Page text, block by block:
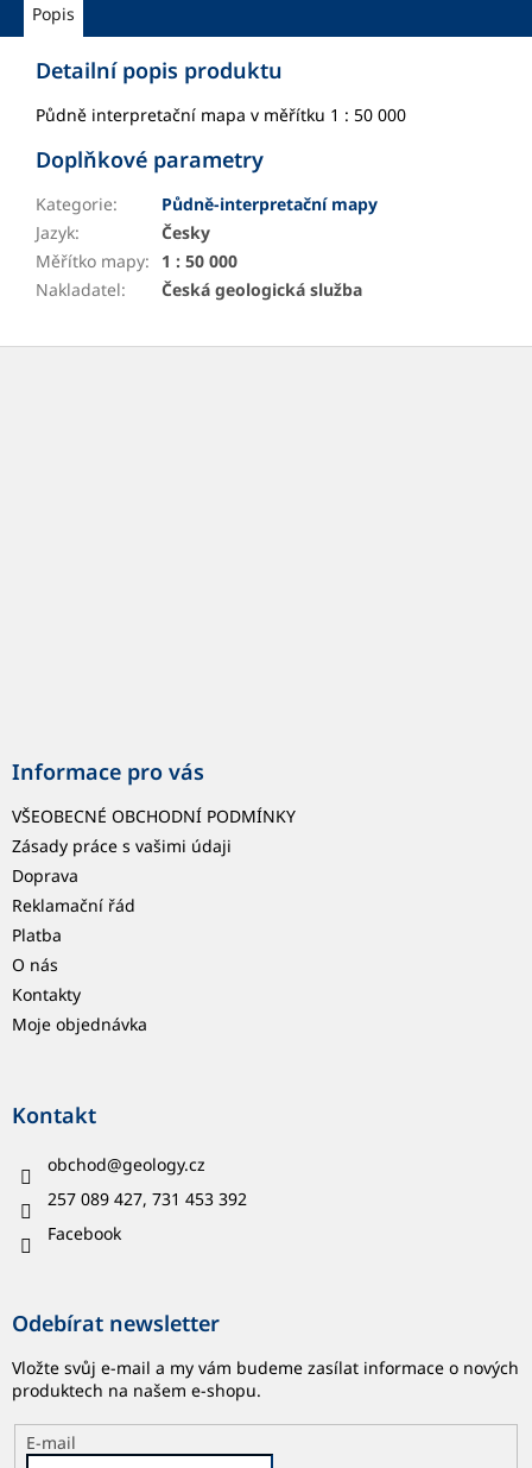
Popis
Detailní popis produktu
Půdně interpretační mapa v měřítku 1 : 50 000
Doplňkové parametry
Kategorie:
Půdně-interpretační mapy
Jazyk:
Česky
Měřítko mapy:
1 : 50 000
Nakladatel: Česká geologická služba
Z
Informace pro vás
VŠEOBECNÉ OBCHODNÍ PODMÍNKY
Zásady práce s vašimi údaji
Doprava
Reklamační řád
Platba
O nás
Kontakty
Moje objednávka
Kontakt
obchod@geology.cz
257 089 427, 731 453 392
Facebook
Odebírat newsletter
Vložte svůj e-mail a my vám budeme zasílat informace o nových
produktech na našem e-shopu.
E-mail